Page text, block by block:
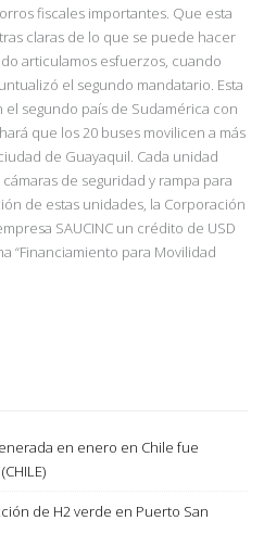
fiscales importantes. Que esta
claras de lo que se puede hacer
articulamos esfuerzos, cuando
el segundo mandatario. Esta
segundo país de Sudamérica con
que los 20 buses movilicen a más
de Guayaquil. Cada unidad
de seguridad y rampa para
de estas unidades, la Corporación
SAUCINC un crédito de USD
“Financiamiento para Movilidad
en enero en Chile fue
de H2 verde en Puerto San